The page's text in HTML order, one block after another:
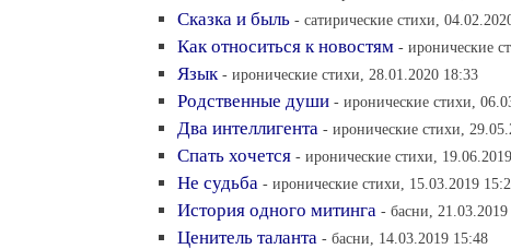
Сказка и быль - сатирические стихи,
Как относиться к новостям - иронические
Язык - иронические стихи, 28.01.2020 18:33
Родственные души - иронические стихи,
Два интеллигента - иронические стихи,
Спать хочется - иронические стихи,
Не судьба - иронические стихи, 15.03.2019
История одного митинга - басни,
Ценитель таланта - басни, 14.03.2019 15:48